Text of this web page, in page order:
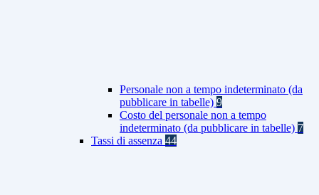
Personale non a tempo indeterminato (da
pubblicare in tabelle) 9
Costo del personale non a tempo
indeterminato (da pubblicare in tabelle) 7
Tassi di assenza 44